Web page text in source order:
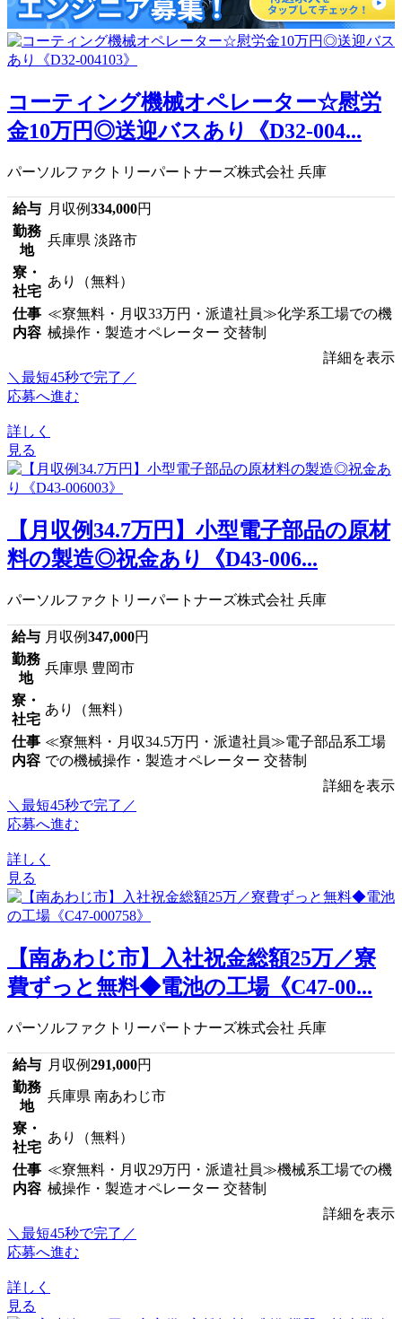
コーティング機械オペレーター☆慰労
金10万円◎送迎バスあり《D32-004...
パーソルファクトリーパートナーズ株式会社 兵庫
給与 月収例334,000円
勤務
地
兵庫県 淡路市
寮・
社宅
あり（無料）
仕事
内容
≪寮無料・月収33万円・派遣社員≫化学系工場での機
械操作・製造オペレーター 交替制
詳細を表示
＼最短45秒で完了／
応募へ進む
詳しく
見る
【月収例34.7万円】小型電子部品の原材
料の製造◎祝金あり《D43-006...
パーソルファクトリーパートナーズ株式会社 兵庫
給与 月収例347,000円
勤務
地
兵庫県 豊岡市
寮・
社宅
あり（無料）
仕事
内容
≪寮無料・月収34.5万円・派遣社員≫電子部品系工場
での機械操作・製造オペレーター 交替制
詳細を表示
＼最短45秒で完了／
応募へ進む
詳しく
見る
【南あわじ市】入社祝金総額25万／寮
費ずっと無料◆電池の工場《C47-00...
パーソルファクトリーパートナーズ株式会社 兵庫
給与 月収例291,000円
勤務
地
兵庫県 南あわじ市
寮・
社宅
あり（無料）
仕事
内容
≪寮無料・月収29万円・派遣社員≫機械系工場での機
械操作・製造オペレーター 交替制
詳細を表示
＼最短45秒で完了／
応募へ進む
詳しく
見る